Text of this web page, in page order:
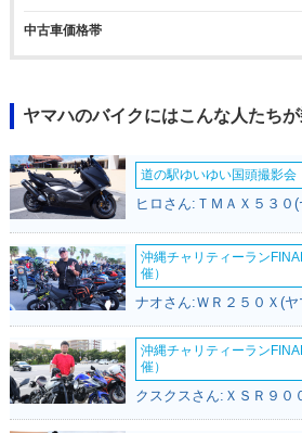
中古車価格帯
ヤマハのバイクにはこんな人たち
道の駅ゆいゆい国頭撮影会
ヒロさん:ＴＭＡＸ５３０
沖縄チャリティーラン
催）
ナオさん:ＷＲ２５０Ｘ(ヤ
沖縄チャリティーラン
催）
クスクスさん:ＸＳＲ９０